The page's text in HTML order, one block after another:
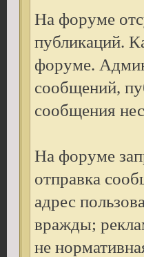
На форуме
публикаций.
форуме.
сообщений,
сообщения
На форуме
отправка
адрес
вражды;
не